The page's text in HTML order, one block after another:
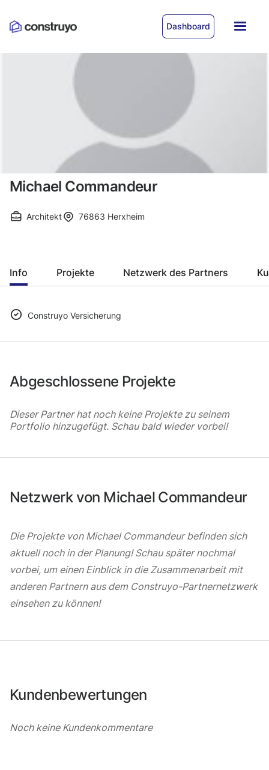
Dashboard
Michael Commandeur
Architekt 76863 Herxheim
Info Projekte Netzwerk des Partners
Construyo Versicherung
Abgeschlossene Projekte
Dieser Partner hat noch keine Projekte zu seinem
Portfolio hinzugefügt. Schau bald wieder vorbei!
Netzwerk von Michael Commandeur
Die Projekte von Michael Commandeur befinden sich
aktuell noch in der Planung! Schau später nochmal
vorbei, um einen Einblick in die Zusammenarbeit mit
anderen Partnern aus dem Construyo-Partnernetzwerk
einsehen zu können!
Kundenbewertungen
Noch keine Kundenkommentare